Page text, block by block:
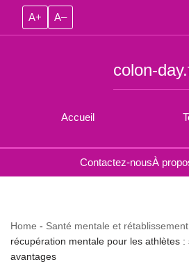
A+ A–
Accueil
colon-
Contactez-nousÀ
Home - Santé mentale et rétablissement
récupération mentale pour les athlètes
avantages